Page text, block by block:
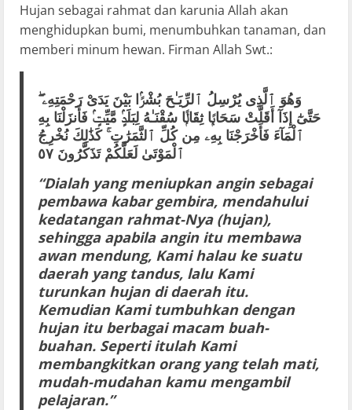
Hujan sebagai rahmat dan karunia Allah akan
menghidupkan bumi, menumbuhkan tanaman, dan
memberi minum hewan. Firman Allah Swt.:
وَهُوَ ٱلَّذِى يُرْسِلُ ٱلرِّيَـٰحَ بُشْرًۢا بَيْنَ يَدَىْ رَحْمَتِهِۦ ۖ
حَتَّىٰٓ إِذَآ أَقَلَّتْ سَحَابًۭا ثِقَالًۭا سُقْنَـٰهُ لِبَلَدٍۢ مَّيِّتٍۢ فَأَنزَلْنَا بِهِ
ٱلْمَآءَ فَأَخْرَجْنَا بِهِۦ مِن كُلِّ ٱلثَّمَرَٰتِ ۚ كَذَٰلِكَ نُخْرِجُ
ٱلْمَوْتَىٰ لَعَلَّكُمْ تَذَكَّرُونَ ٥٧
“Dialah yang meniupkan angin sebagai
pembawa kabar gembira, mendahului
kedatangan rahmat-Nya (hujan),
sehingga apabila angin itu membawa
awan mendung, Kami halau ke suatu
daerah yang tandus, lalu Kami
turunkan hujan di daerah itu.
Kemudian Kami tumbuhkan dengan
hujan itu berbagai macam buah-
buahan. Seperti itulah Kami
membangkitkan orang yang telah mati,
mudah-mudahan kamu mengambil
pelajaran.”